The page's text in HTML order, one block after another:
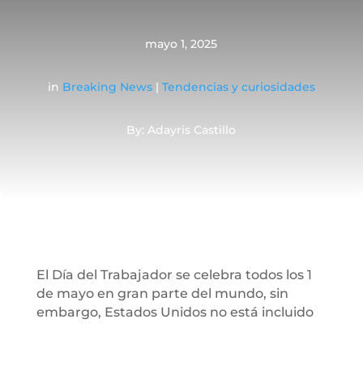
mayo 1, 2025
in Breaking News| Tendencias y curiosidades
By: Adayris Castillo
El Día del Trabajador se celebra todos los 1
de mayo en gran parte del mundo, sin
embargo, Estados Unidos no está incluido